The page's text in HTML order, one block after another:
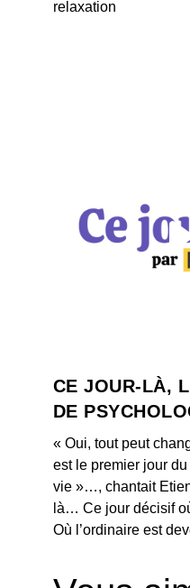
relaxation
CE JOUR-LÀ,
DE
« Oui, tout peut
est le premier jour du
vie »…, chantait
là… Ce jour décisif
Où l’ordinaire est